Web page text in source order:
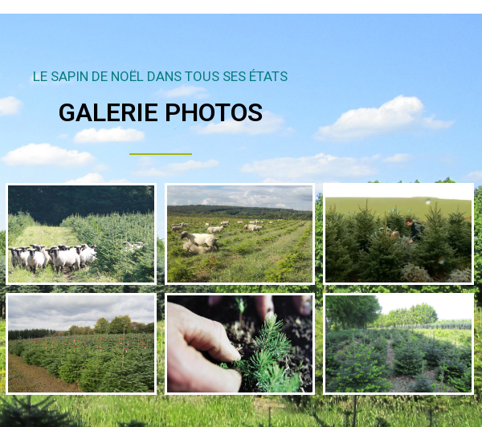
LE SAPIN DE NOËL DANS TOUS SES ÉTATS
GALERIE PHOTOS